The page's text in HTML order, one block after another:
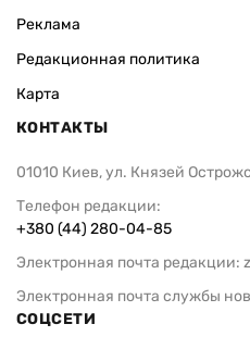
Реклама
Редакционная политика
Карта
КОНТАКТЫ
01010 Киев, ул. Князей
Телефон редакции:
+380 (44) 280-04-85
Электронная почта редакции:
Электронная почта службы
СОЦСЕТИ